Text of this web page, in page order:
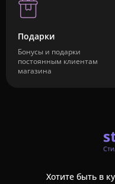
Подарки
Бонусы и подарки
постоянным клиентам
магазина
Хотите быть в